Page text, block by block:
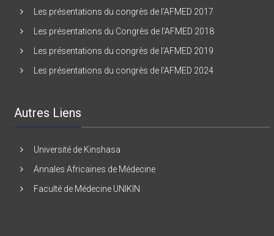
Les présentations du congrès de l’AFMED 2017
Les présentations du Congrès de l’AFMED 2018
Les présentations du congrès de l’AFMED 2019
Les présentations du congrès de l’AFMED 2024
Autres Liens
Université de Kinshasa
Annales Africaines de Médecine
Faculté de Médecine UNIKIN